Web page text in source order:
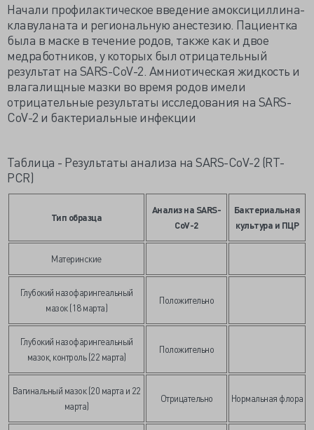
Начали профилактическое введение амоксициллина-
клавуланата и региональную анестезию. Пациентка
была в маске в течение родов, также как и двое
медработников, у которых был отрицательный
результат на SARS-CoV-2. Амниотическая жидкость и
влагалищные мазки во время родов имели
отрицательные результаты исследования на SARS-
CoV-2 и бактериальные инфекции
Таблица - Результаты анализа на SARS-CoV-2 (RT-
PCR)
Тип образца
Анализ на SARS-
CoV-2
Бактериальная
культура и ПЦР
Материнские
Глубокий назофарингеальный
мазок (18 марта)
Положительно
Глубокий назофарингеальный
мазок, контроль (22 марта)
Положительно
Вагинальный мазок (20 марта и 22
марта)
Отрицательно Нормальная флора